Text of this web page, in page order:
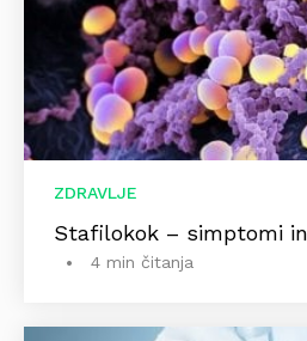
ZDRAVLJE
Stafilokok – simptomi
4 min čitanja